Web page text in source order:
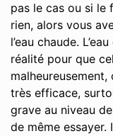
pas le cas ou si le
rien, alors vous
l’eau chaude.
réalité pour que
malheureusement,
très efficace,
grave au niveau
de même essayer.